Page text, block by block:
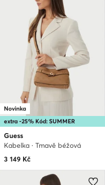
extra -25% Kód: SUMMER
Novinka
Guess
Kabelka · Tmavě béžová
3 149 Kč